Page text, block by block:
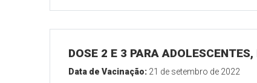
DOSE 2 E 3 PARA
Data de Vacinação: 21 de setembro de 2022